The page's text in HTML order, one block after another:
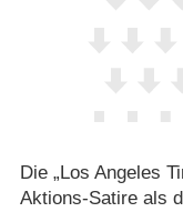
Die „Los Angeles
Aktions-Satire als